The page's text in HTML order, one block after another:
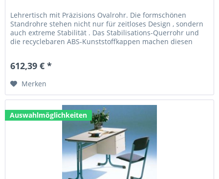
Lehrertisch mit Präzisions Ovalrohr. Die formschönen
Standrohre stehen nicht nur für zeitloses Design , sondern
auch extreme Stabilität . Das Stabilisations-Querrohr und
die recyclebaren ABS-Kunststoffkappen machen diesen
612,39 € *
Merken
Auswahlmöglichkeiten